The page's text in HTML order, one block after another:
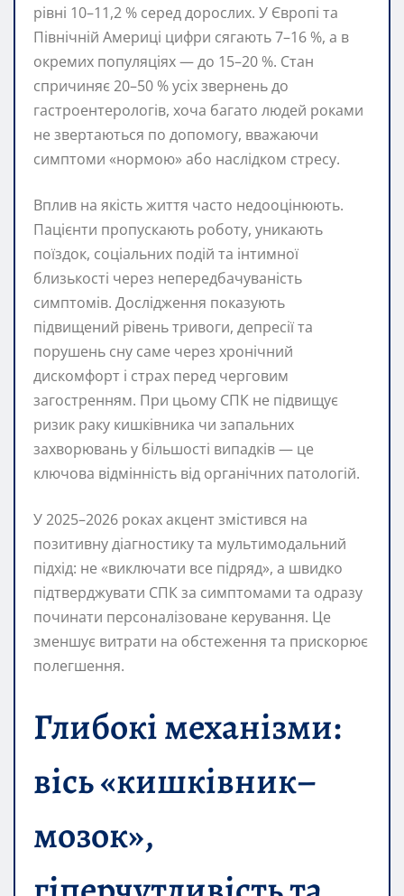
рівні 10–11,2 % серед дорослих. У Європі та
Північній Америці цифри сягають 7–16 %, а в
окремих популяціях — до 15–20 %. Стан
спричиняє 20–50 % усіх звернень до
гастроентерологів, хоча багато людей роками
не звертаються по допомогу, вважаючи
симптоми «нормою» або наслідком стресу.
Вплив на якість життя часто недооцінюють.
Пацієнти пропускають роботу, уникають
поїздок, соціальних подій та інтимної
близькості через непередбачуваність
симптомів. Дослідження показують
підвищений рівень тривоги, депресії та
порушень сну саме через хронічний
дискомфорт і страх перед черговим
загостренням. При цьому СПК не підвищує
ризик раку кишківника чи запальних
захворювань у більшості випадків — це
ключова відмінність від органічних патологій.
У 2025–2026 роках акцент змістився на
позитивну діагностику та мультимодальний
підхід: не «виключати все підряд», а швидко
підтверджувати СПК за симптомами та одразу
починати персоналізоване керування. Це
зменшує витрати на обстеження та прискорює
полегшення.
Глибокі механізми:
вісь «кишківник–
мозок»,